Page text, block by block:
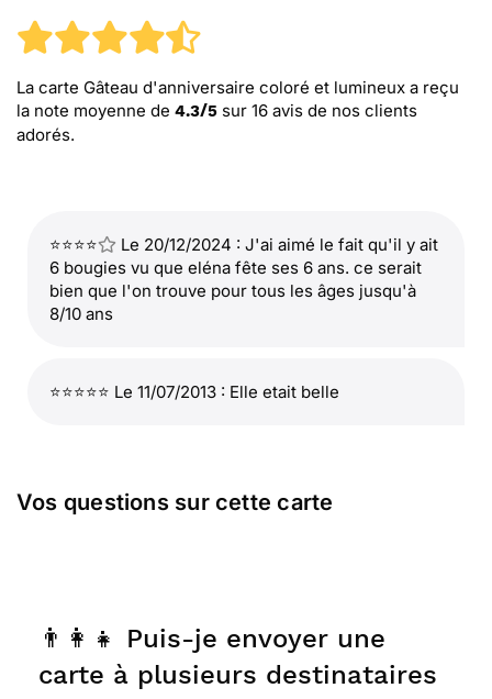
La carte Gâteau d'anniversaire coloré et lumineux a reçu
la note moyenne de 4.3/5 sur 16 avis de nos clients
adorés.
⭐⭐⭐⭐
Le 20/12/2024 : J'ai aimé le fait qu'il y ait
6 bougies vu que eléna fête ses 6 ans. ce serait
bien que l'on trouve pour tous les âges jusqu'à
8/10 ans
⭐⭐⭐⭐⭐ Le 11/07/2013 : Elle etait belle
Vos questions sur cette carte
👨‍👩‍👧 Puis-je envoyer une
carte à plusieurs destinataires